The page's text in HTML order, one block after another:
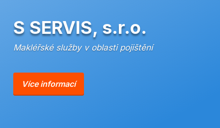
S SERVIS, s.r.o.
Makléřské služby v oblasti pojištění
Více informací